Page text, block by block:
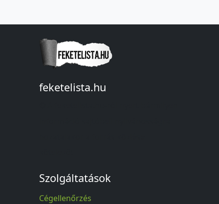
feketelista.hu
Szolgáltatások
Cégellenőrzés